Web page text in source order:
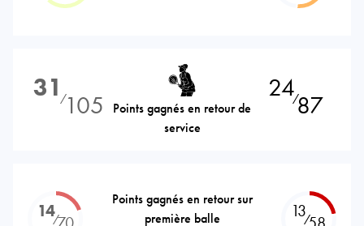
31 ⁄105
Points gagnés en retour de
service
24⁄87
14⁄
Points gagnés en retour sur
première balle
13⁄